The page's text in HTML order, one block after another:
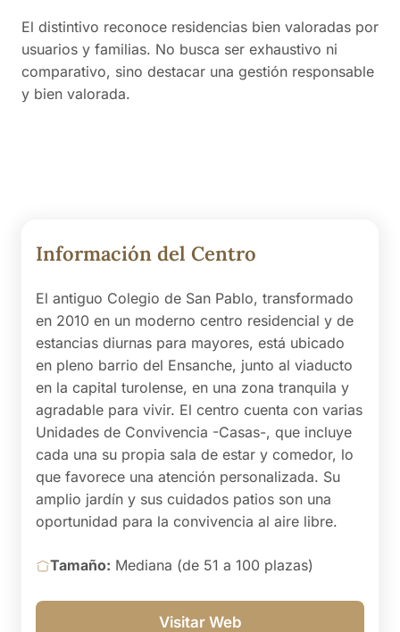
El distintivo reconoce residencias bien valoradas por
usuarios y familias. No busca ser exhaustivo ni
comparativo, sino destacar una gestión responsable
y bien valorada.
Información del Centro
El antiguo Colegio de San Pablo, transformado
en 2010 en un moderno centro residencial y de
estancias diurnas para mayores, está ubicado
en pleno barrio del Ensanche, junto al viaducto
en la capital turolense, en una zona tranquila y
agradable para vivir. El centro cuenta con varias
Unidades de Convivencia -Casas-, que incluye
cada una su propia sala de estar y comedor, lo
que favorece una atención personalizada. Su
amplio jardín y sus cuidados patios son una
oportunidad para la convivencia al aire libre.
Tamaño: Mediana (de 51 a 100 plazas)
Visitar Web